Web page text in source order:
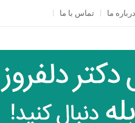
درباره ما تماس با ما